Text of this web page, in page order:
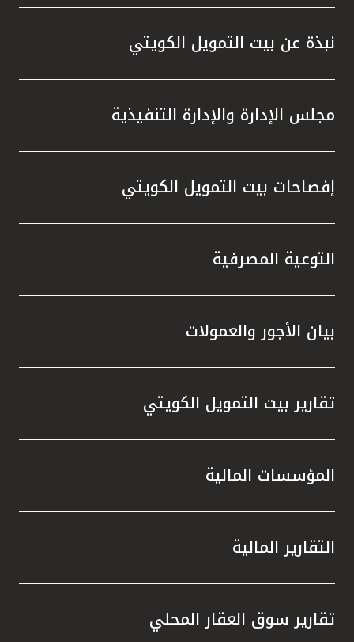
المصرفية،وخدمة KFHonline، وأجهزة الصرف
الآلي والاستفادة من الفرص المميزة التي
توفرها، والتي تمنحهم إمكانية الفوز بجوائز قيّمة
في السحوبات المقبلة ، إلى جانب المزايا
وخدماته المصرفية والتي تلبي تطلعاتهم وتعزز
نبذة عن بيت التمويل الكويتي
مجلس الإدارة والإدارة التنفيذية
إفصاحات بيت التمويل الكويتي
التوعية المصرفية
بيان الأجور والعمولات
تقارير بيت التمويل الكويتي
المؤسسات المالية
التقارير المالية
تقارير سوق العقار المحلي